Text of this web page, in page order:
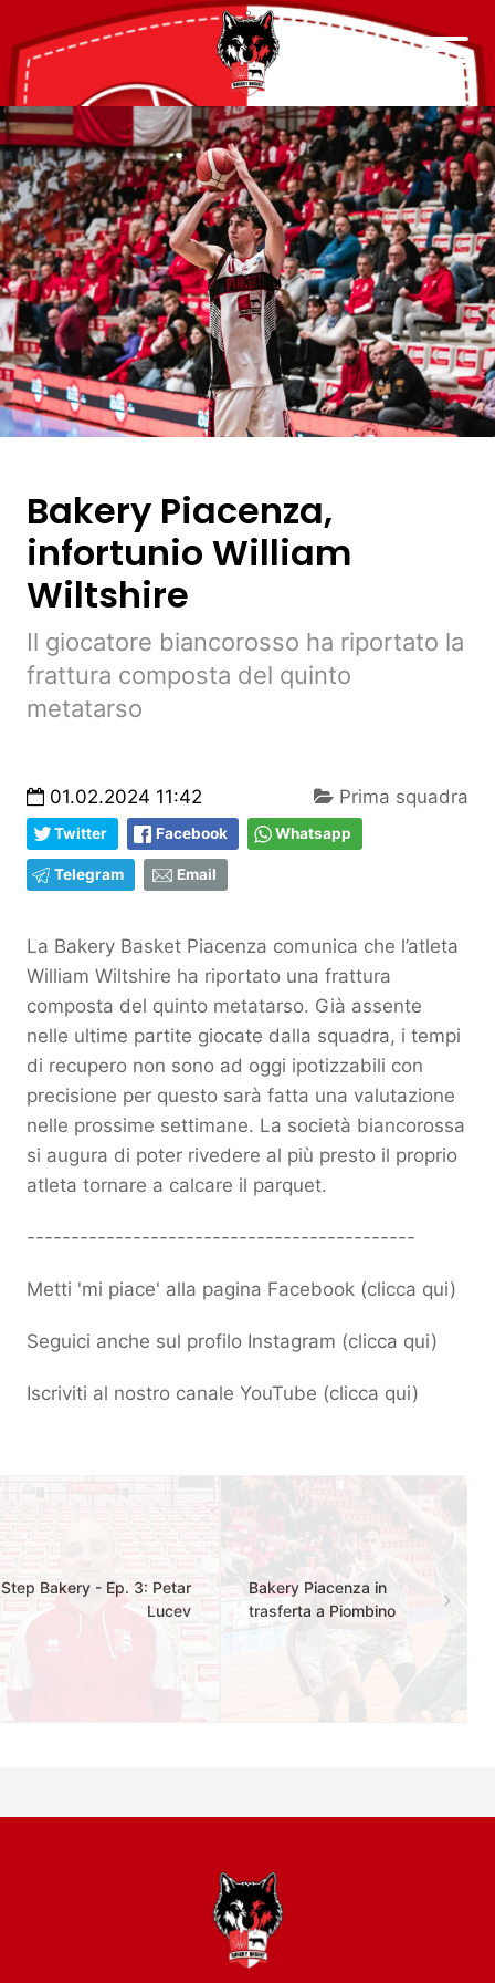
Bakery Piacenza,
infortunio William
Wiltshire
Il giocatore biancorosso ha riportato la
frattura composta del quinto
metatarso
01.02.2024 11:42 Prima squadra
Twitter Facebook Whatsapp
Telegram Email
La Bakery Basket Piacenza comunica che l’atleta
William Wiltshire ha riportato una frattura
composta del quinto metatarso. Già assente
nelle ultime partite giocate dalla squadra, i tempi
di recupero non sono ad oggi ipotizzabili con
precisione per questo sarà fatta una valutazione
nelle prossime settimane. La società biancorossa
si augura di poter rivedere al più presto il proprio
atleta tornare a calcare il parquet.
--------------------------------------------
Metti 'mi piace' alla pagina Facebook (clicca qui)
Seguici anche sul profilo Instagram (clicca qui)
Iscriviti al nostro canale YouTube (clicca qui)
Step Bakery - Ep. 3: Petar
Lucev
Bakery Piacenza in
trasferta a Piombino